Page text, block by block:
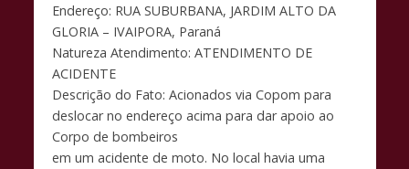
o
k
p
p
n
k
Endereço: RUA SUBURBANA, JARDIM ALTO DA
GLORIA – IVAIPORA, Paraná
Natureza Atendimento: ATENDIMENTO DE
ACIDENTE
Descrição do Fato: Acionados via Copom para
deslocar no endereço acima para dar apoio ao
Corpo de bombeiros
em um acidente de moto. No local havia uma